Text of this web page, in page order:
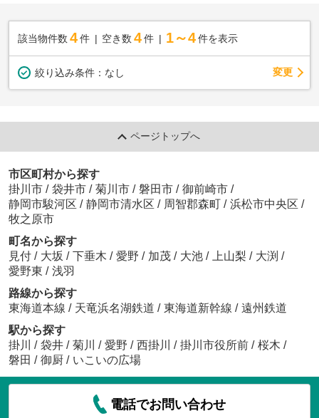
該当物件数 4件 空き数 4 件 1～4 件を表示
絞り込み条件： なし 変更
ページトップへ
市区町村から探す
掛川市 / 袋井市 / 菊川市 / 磐田市 / 御前崎市 /
静岡市駿河区 / 静岡市清水区 / 周智郡森町 / 浜松市中央区 /
牧之原市
町名から探す
見付 / 大坂 / 下垂木 / 愛野 / 加茂 / 大池 / 上山梨 / 大渕 /
愛野東 / 浅羽
路線から探す
東海道本線 / 天竜浜名湖鉄道 / 東海道新幹線 / 遠州鉄道
駅から探す
掛川
/ 袋井 / 菊川 / 愛野 / 西掛川 / 掛川市役所前 / 桜木 /
磐田 / 御厨 / いこいの広場
電話でお問い合わせ